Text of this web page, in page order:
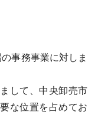
事務事業に対しま
して、中央卸売市
な位置を占めてお